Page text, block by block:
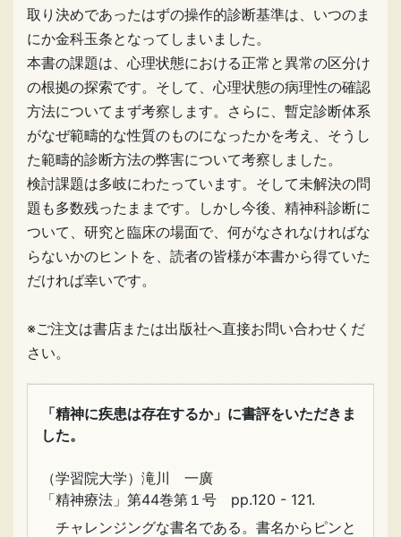
取り決めであったはずの操作的診断基準は、いつのま
にか金科玉条となってしまいました。
本書の課題は、心理状態における正常と異常の区分け
の根拠の探索です。そして、心理状態の病理性の確認
方法についてまず考察します。さらに、暫定診断体系
がなぜ範疇的な性質のものになったかを考え、そうし
た範疇的診断方法の弊害について考察しました。
検討課題は多岐にわたっています。そして未解決の問
題も多数残ったままです。しかし今後、精神科診断に
ついて、研究と臨床の場面で、何がなされなければな
らないかのヒントを、読者の皆様が本書から得ていた
だければ幸いです。
※ご注文は書店または出版社へ直接お問い合わせくだ
さい。
「精神に疾患は存在するか」に書評をいただきま
した。
（学習院大学）滝川 一廣
「精神療法」第44巻第１号 pp.120 - 121.
チャレンジングな書名である。書名からピンと